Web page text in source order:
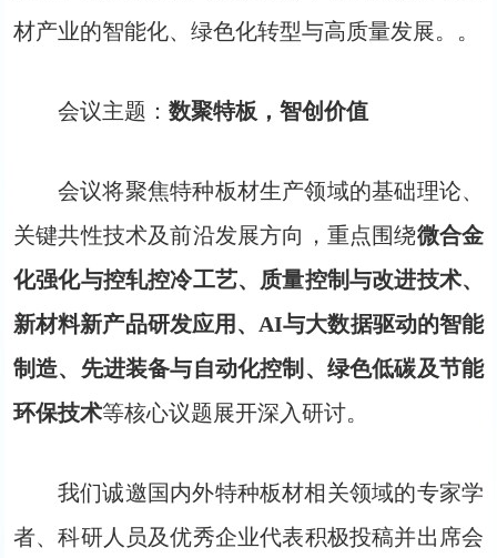
材产业的智能化、绿色化转型与高质量发展。。
会议主题： 数聚特板，智创价值
会议将聚焦特种板材生产领域的基础理论、
关键共性技术及前沿发展方向，重点围绕微合金
化强化与控轧控冷工艺、质量控制与改进技术、
新材料新产品研发应用、AI与大数据驱动的智能
制造、先进装备与自动化控制、绿色低碳及节能
环保技术等核心议题展开深入研讨。
我们诚邀国内外特种板材相关领域的专家学
者、科研人员及优秀企业代表积极投稿并出席会